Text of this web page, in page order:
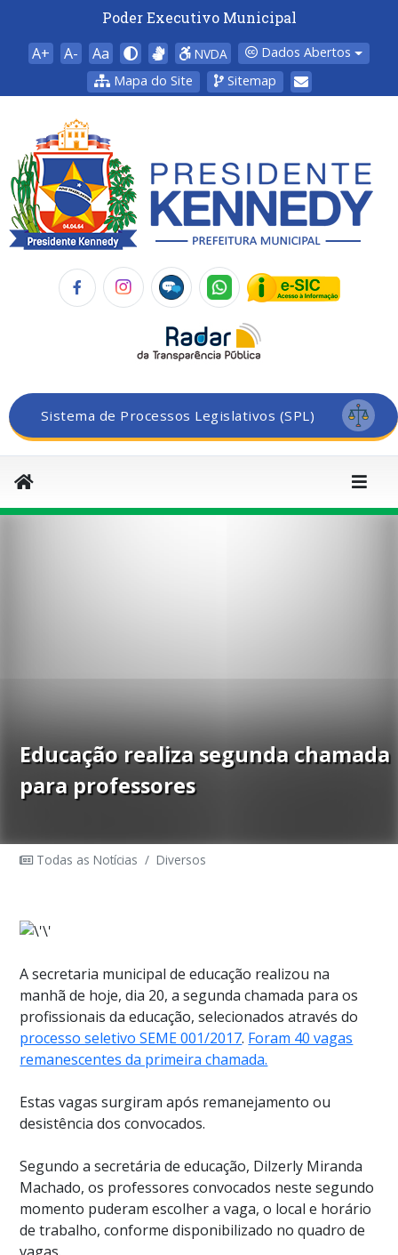
Poder Executivo Municipal
A+ A- Aa NVDA
Dados Abertos
Mapa do Site
Sitemap
Sistema de Processos Legislativos (SPL)
Educação realiza segunda chamada
para professores
Todas as Notícias / Diversos
A secretaria municipal de educação realizou na
manhã de hoje, dia 20, a segunda chamada para os
profissionais da educação, selecionados através do
processo seletivo SEME 001/2017. Foram 40 vagas
remanescentes da primeira chamada.
Estas vagas surgiram após remanejamento ou
desistência dos convocados.
Segundo a secretária de educação, Dilzerly Miranda
Machado, os professores convocados neste segundo
momento puderam escolher a vaga, o local e horário
de trabalho, conforme disponibilizado no quadro de